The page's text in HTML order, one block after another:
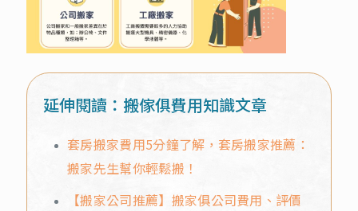
延伸閱讀：搬傢俱費用知識文章
套房搬家費用5分鐘了解，套房搬家推薦：
搬家先生幫你輕鬆搬！
【搬家公司推薦】搬家俱公司費用、評價